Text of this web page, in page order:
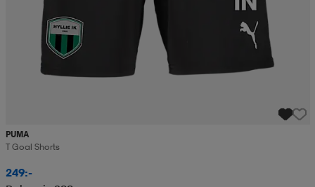
PUMA
T Goal Shorts
249:-